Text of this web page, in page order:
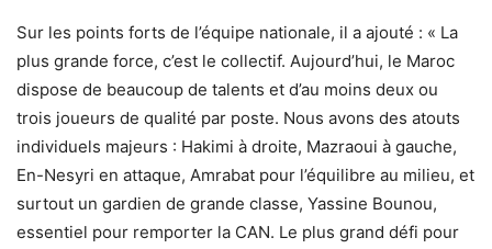
Sur les points forts de l’équipe nationale, il a ajouté : « La
plus grande force, c’est le collectif. Aujourd’hui, le Maroc
dispose de beaucoup de talents et d’au moins deux ou
trois joueurs de qualité par poste. Nous avons des atouts
individuels majeurs : Hakimi à droite, Mazraoui à gauche,
En-Nesyri en attaque, Amrabat pour l’équilibre au milieu, et
surtout un gardien de grande classe, Yassine Bounou,
essentiel pour remporter la CAN. Le plus grand défi pour